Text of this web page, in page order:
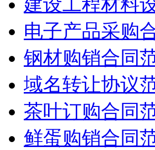
电子产品采购
钢材购销合同
域名转让协议
茶叶订购合同
鲜蛋购销合同